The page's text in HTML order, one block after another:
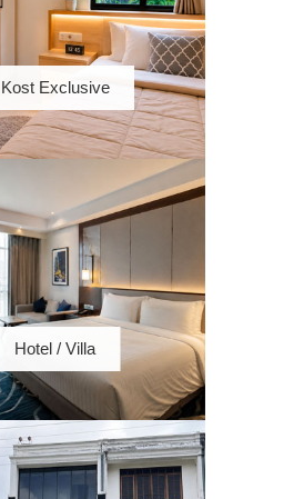
Kost Exclusive
Hotel / Villa